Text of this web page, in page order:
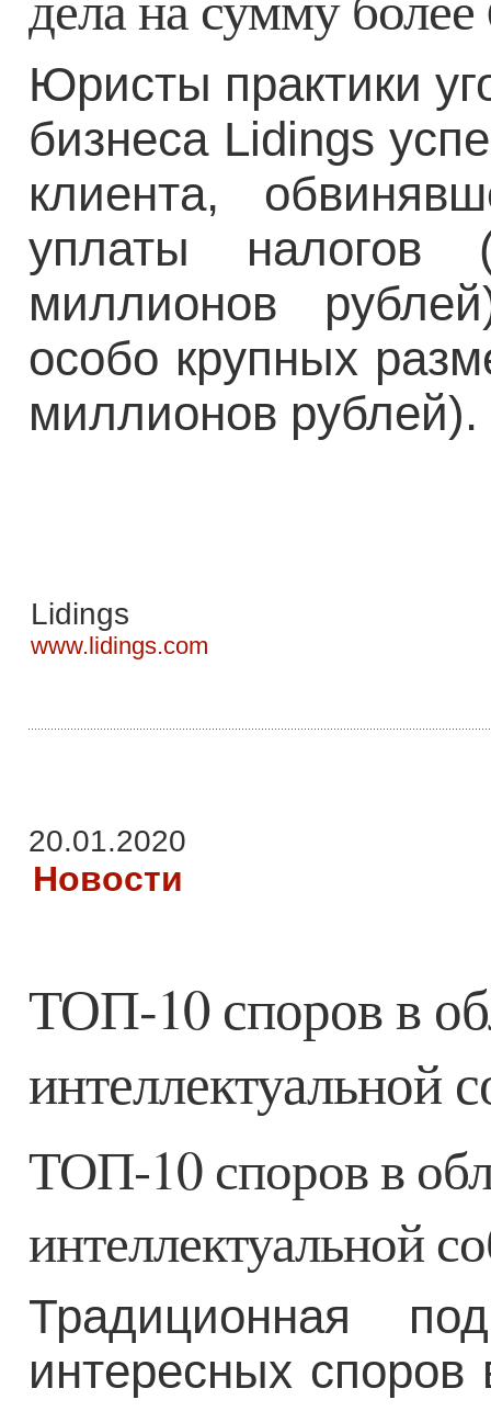
Юристы практики
бизнеса Lidings
клиента,
уплаты
миллионов
особо крупных
миллионов
Lidings
www.lidings.com
20.01.2020
Новости
ТОП-10 споров в
интеллектуальной
ТОП-10 споров в
интеллектуальной
Традиционная
интересных споров